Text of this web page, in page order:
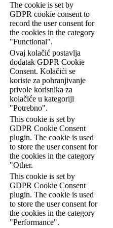
The cookie is set by
GDPR cookie consent to
record the user consent for
the cookies in the category
"Functional".
Ovaj kolačić postavlja
dodatak GDPR Cookie
Consent. Kolačići se
koriste za pohranjivanje
privole korisnika za
kolačiće u kategoriji
"Potrebno".
This cookie is set by
GDPR Cookie Consent
plugin. The cookie is used
to store the user consent for
the cookies in the category
"Other.
This cookie is set by
GDPR Cookie Consent
plugin. The cookie is used
to store the user consent for
the cookies in the category
"Performance".